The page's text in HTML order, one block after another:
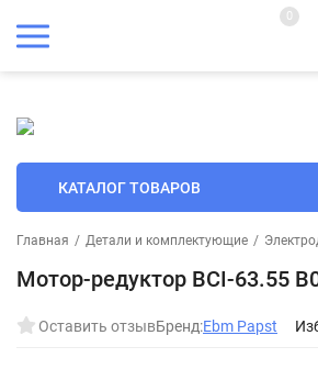
0
КАТАЛОГ ТОВАРОВ
Главная / Детали и комплектующие /
Мотор-редуктор BCI-63.55
Оставить отзывБренд:Ebm Papst